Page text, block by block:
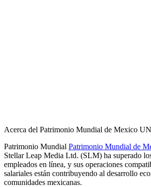
Acerca del Patrimonio Mundial de Mexico
Patrimonio Mundial Patrimonio Mundial de
Stellar Leap Media Ltd. (SLM) ha superado
empleados en línea, y sus operaciones
salariales están contribuyendo al desarrollo
comunidades mexicanas.